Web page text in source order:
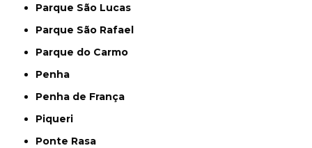
Parque São Lucas
Parque São Rafael
Parque do Carmo
Penha
Penha de França
Piqueri
Ponte Rasa